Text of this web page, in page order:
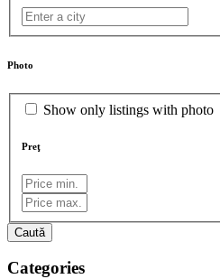
Photo
Show only listings with photo
Preţ
Caută
Categories